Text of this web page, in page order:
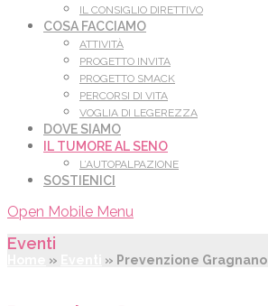
IL CONSIGLIO DIRETTIVO
COSA FACCIAMO
ATTIVITÀ
PROGETTO INVITA
PROGETTO SMACK
PERCORSI DI VITA
VOGLIA DI LEGEREZZA
DOVE SIAMO
IL TUMORE AL SENO
L’AUTOPALPAZIONE
SOSTIENICI
Open Mobile Menu
Eventi
» » Prevenzione Gragnano